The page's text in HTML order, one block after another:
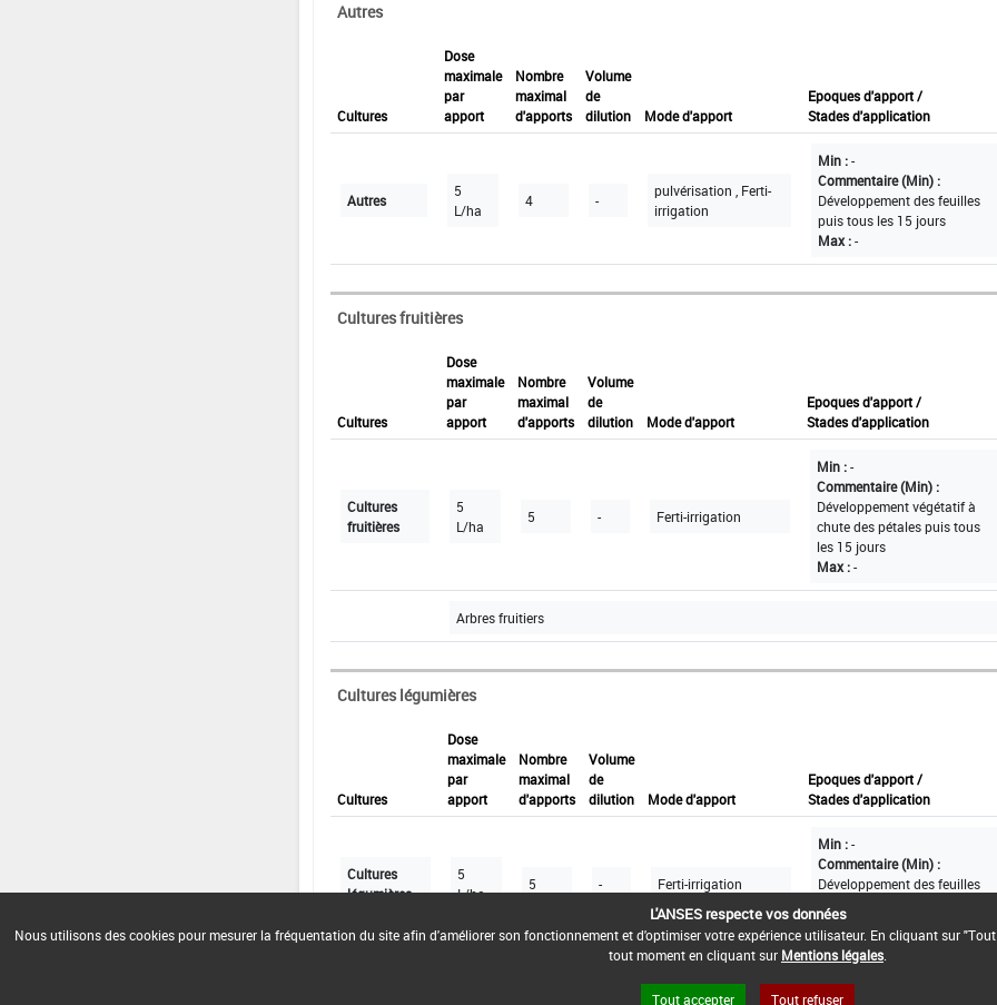
Autres
Cultures
Dose
maximale
par
apport
Nombre
maximal
d'apports
Volume
de
dilution
Mode d'apport
Epoques d'apport /
Stades d'application
Autres
5
L/ha
4 -
pulvérisation , Ferti-
irrigation
Min :-
Commentaire (Min) :
Développement des feuilles
puis tous les 15 jours
Max :-
Cultures fruitières
Cultures
Dose
maximale
par
apport
Nombre
maximal
d'apports
Volume
de
dilution
Mode d'apport
Epoques d'apport /
Stades d'application
Cultures
fruitières
5
L/ha
5 - Ferti-irrigation
Min :-
Commentaire (Min) :
Développement végétatif à
chute des pétales puis tous
les 15 jours
Max :-
Arbres fruitiers
Cultures légumières
Cultures
Dose
maximale
par
apport
Nombre
maximal
d'apports
Volume
de
dilution
Mode d'apport
Epoques d'apport /
Stades d'application
Cultures
légumières
5
L/ha
5 - Ferti-irrigation
Min :-
Commentaire (Min) :
Développement des feuilles
puis tous les 15 jours
Max :
L'ANSES respecte vos données
Nous utilisons des cookies pour mesurer la fréquentation du site afin d'améliorer son fonctionnement et d'optimiser votre expérience utilisateur. En cliquant sur
tout moment en cliquant sur Mentions légales
Tout accepter Tout refuser